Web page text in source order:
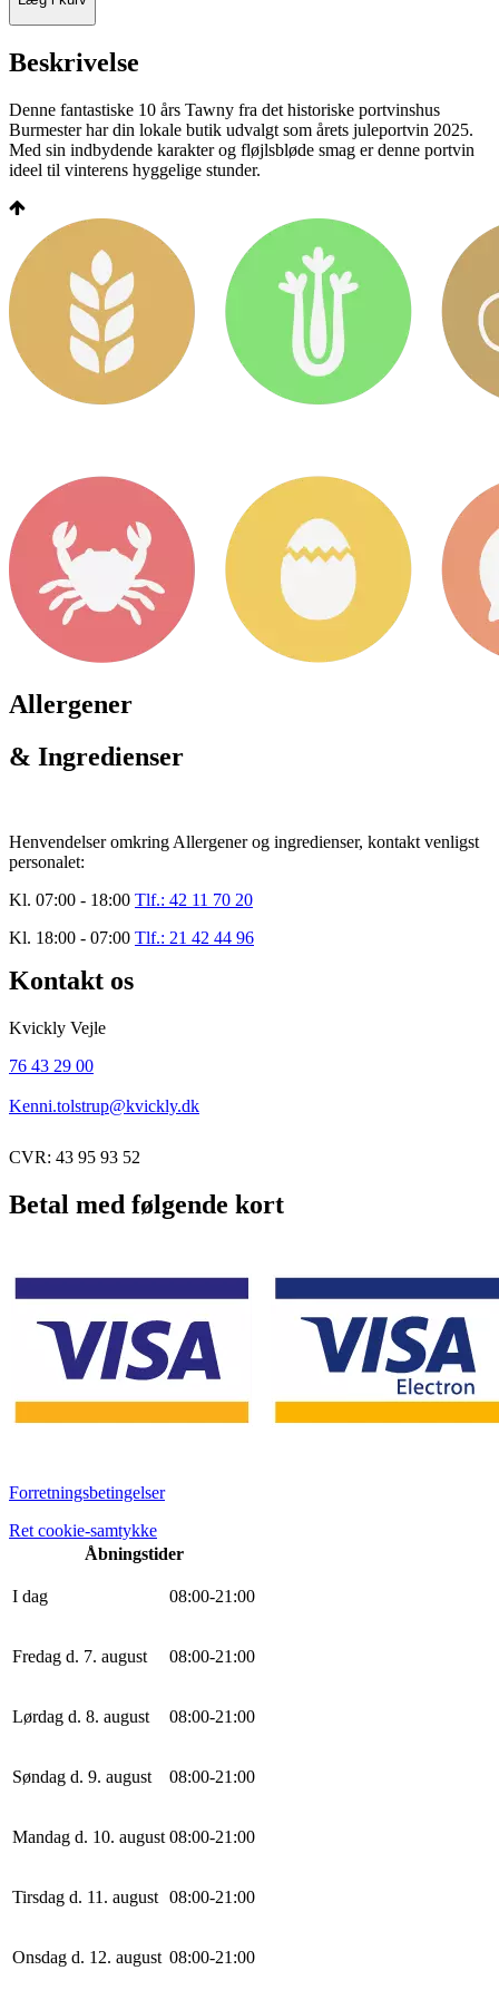
Beskrivelse
Denne fantastiske 10 års Tawny fra det historiske portvinshus
Burmester har din lokale butik udvalgt som årets juleportvin 2025.
Med sin indbydende karakter og fløjlsbløde smag er denne portvin
ideel til vinterens hyggelige stunder.
Allergener
& Ingredienser
Henvendelser omkring Allergener og ingredienser, kontakt venligst
personalet:
Kl. 07:00 - 18:00 Tlf.: 42 11 70 20
Kl. 18:00 - 07:00 Tlf.: 21 42 44 96
Kontakt os
Kvickly Vejle
76 43 29 00
Kenni.tolstrup@kvickly.dk
CVR: 43 95 93 52
Betal med følgende kort
Forretningsbetingelser
Ret cookie-samtykke
Åbningstider
I dag 08:00-21 :00
Fredag d. 7. august 08:00-21 :00
Lørdag d. 8. august 08:00-21 :00
Søndag d. 9. august 08:00-21 :00
Mandag d. 10. august 08:00-21 :00
Tirsdag d. 11. august 08:00-21 :00
Onsdag d. 12. august 08:00-21 :00